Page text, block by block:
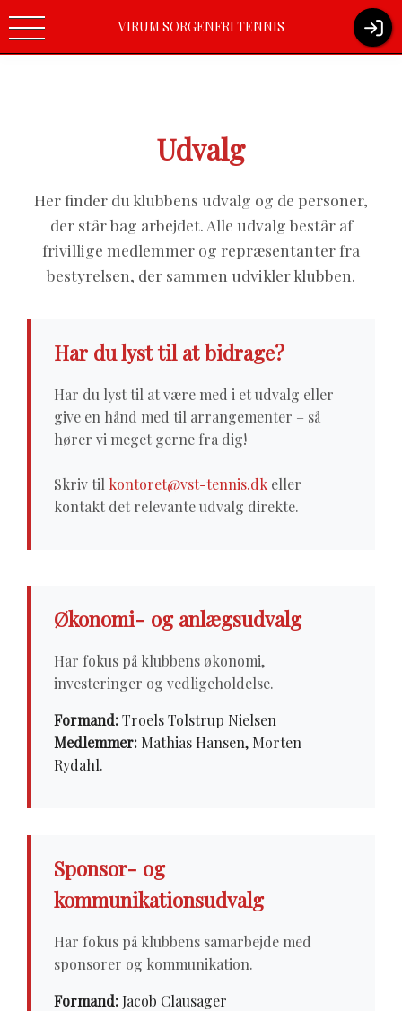
Virum-Sorgenfri Tennisklub / Boelvej 10/ 2830 Virum / Tlf.nr.
(+45) 45 85 14 32 /
VIRUM SORGENFRI TENNIS
Udvalg
Her finder du klubbens udvalg og de personer,
der står bag arbejdet. Alle udvalg består af
frivillige medlemmer og repræsentanter fra
bestyrelsen, der sammen udvikler klubben.
Har du lyst til at bidrage?
Har du lyst til at være med i et udvalg eller
give en hånd med til arrangementer – så
hører vi meget gerne fra dig!
Skriv til kontoret@vst-tennis.dk eller
kontakt det relevante udvalg direkte.
Økonomi- og anlægsudvalg
Har fokus på klubbens økonomi,
investeringer og vedligeholdelse.
Formand:Troels Tolstrup Nielsen
Medlemmer: Mathias Hansen, Morten
Rydahl.
Sponsor- og
kommunikationsudvalg
Har fokus på klubbens samarbejde med
sponsorer og kommunikation.
Formand: Jacob Clausager